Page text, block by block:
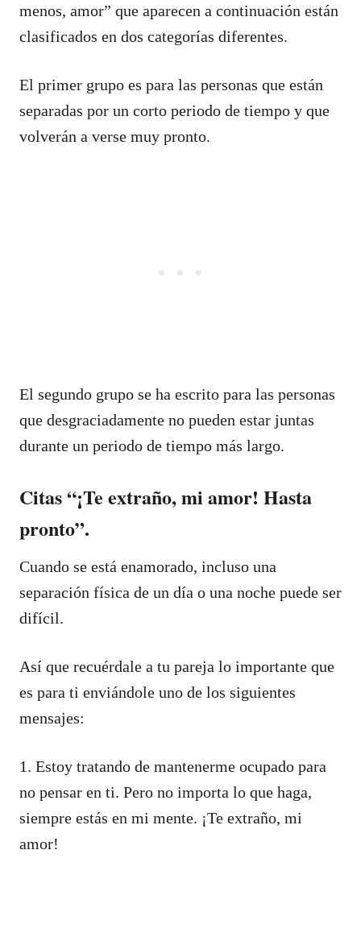
menos, amor” que aparecen a continuación están
clasificados en dos categorías diferentes.
El primer grupo es para las personas que están
separadas por un corto periodo de tiempo y que
volverán a verse muy pronto.
El segundo grupo se ha escrito para las personas
que desgraciadamente no pueden estar juntas
durante un periodo de tiempo más largo.
Citas “¡Te extraño, mi amor! Hasta
pronto”.
Cuando se está enamorado, incluso una
separación física de un día o una noche puede ser
difícil.
Así que recuérdale a tu pareja lo importante que
es para ti enviándole uno de los siguientes
mensajes:
1. Estoy tratando de mantenerme ocupado para
no pensar en ti. Pero no importa lo que haga,
siempre estás en mi mente. ¡Te extraño, mi
amor!